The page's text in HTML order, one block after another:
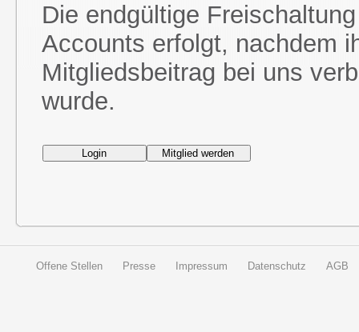
Die endgültige
Accounts erfolgt, nachdem
Mitgliedsbeitrag bei uns
wurde.
Offene Stellen Presse Impressum Datenschutz AGB